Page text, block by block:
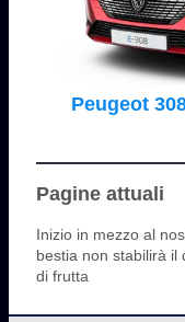
Peugeot
Pagine attuali
Inizio in mezzo al
bestia non stabilirà il
di frutta